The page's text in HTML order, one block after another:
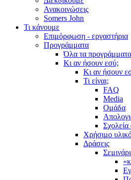
Ανακοινώσεις
Somers John
Τι κάνουμε
Επιμόρφωση - εργαστήρια
Προγράμματα
Όλα τα προγράμματα
Κι αν ήσουν εσύ;
Κι αν ήσουν
Τι είναι;
FAQ
Media
Ομάδα
Χρήσιμο
Δράσεις